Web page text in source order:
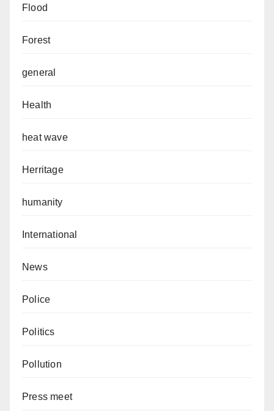
Flood
Forest
general
Health
heat wave
Herritage
humanity
International
News
Police
Politics
Pollution
Press meet